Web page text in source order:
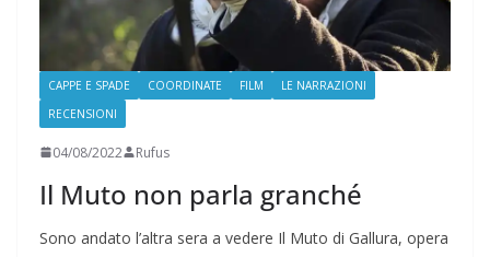
CAPPE E SPADE COORDINATE FILM
LE NARRAZIONI
RECENSIONI
04/08/2022 Rufus
Il Muto non parla granché
Sono andato l’altra sera a vedere Il Muto di Gallura, opera